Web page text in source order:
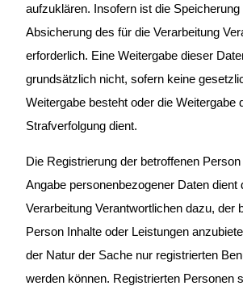
aufzuklären. Insofern ist die
Absicherung des für die Verarbeitung
erforderlich. Eine Weitergabe dieser
grundsätzlich nicht, sofern keine
Weitergabe besteht oder die Weitergabe
Strafverfolgung dient.
Die Registrierung der betroffenen
Angabe personenbezogener Daten dient
Verarbeitung Verantwortlichen dazu, der
Person Inhalte oder Leistungen
der Natur der Sache nur registrierten
werden können. Registrierten Personen